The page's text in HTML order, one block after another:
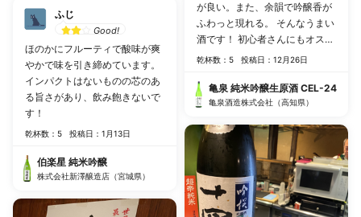
ふじ
Good!
ほのかにフルーティで酸味が爽
やかで味を引き締めています。
インパクトはないものの芯のあ
る旨さがあり、飲み飽きないで
す！
乾杯数：5 投稿日：1月13日
伯楽星 純米吟醸
株式会社新澤醸造店（宮城県）
が良い。また、余韻で吟醸香が
ふわっと現れる。 そんなうまい
酒です！ 初心者さんにもオスス
メです。
乾杯数：5 投稿日：12月26日
亀泉 純米吟醸生原酒 CEL-24
亀泉酒造株式会社（高知県）